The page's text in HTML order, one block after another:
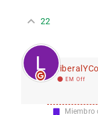
22
EM Off
Miembro